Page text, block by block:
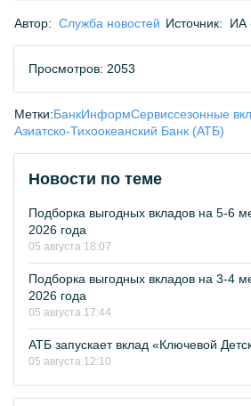
Автор: Служба новостей Источник: ИА
Просмотров: 2053
Метки:БанкИнформСервиссезонные
Азиатско-Тихоокеанский Банк (АТБ)
Новости по теме
Подборка выгодных вкладов на 5-6
2026 года
05 августа 18:07
Подборка выгодных вкладов на 3-4
2026 года
05 августа 17:44
АТБ запускает вклад «Ключевой
05 августа 12:10